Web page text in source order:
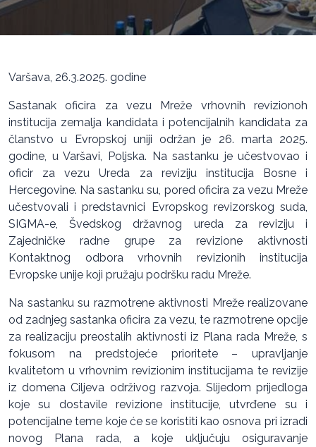
Varšava, 26.3.2025. godine
Sastanak oficira za vezu Mreže vrhovnih revizionoh
institucija zemalja kandidata i potencijalnih kandidata za
članstvo u Evropskoj uniji održan je 26. marta 2025.
godine, u Varšavi, Poljska. Na sastanku je učestvovao i
oficir za vezu Ureda za reviziju institucija Bosne i
Hercegovine. Na sastanku su, pored oficira za vezu Mreže
učestvovali i predstavnici Evropskog revizorskog suda,
SIGMA-e, Švedskog državnog ureda za reviziju i
Zajedničke radne grupe za revizione aktivnosti
Kontaktnog odbora vrhovnih revizionih institucija
Evropske unije koji pružaju podršku radu Mreže.
Na sastanku su razmotrene aktivnosti Mreže realizovane
od zadnjeg sastanka oficira za vezu, te razmotrene opcije
za realizaciju preostalih aktivnosti iz Plana rada Mreže, s
fokusom na predstojeće prioritete – upravljanje
kvalitetom u vrhovnim revizionim institucijama te revizije
iz domena Ciljeva održivog razvoja. Slijedom prijedloga
koje su dostavile revizione institucije, utvrđene su i
potencijalne teme koje će se koristiti kao osnova pri izradi
novog Plana rada, a koje uključuju osiguravanje